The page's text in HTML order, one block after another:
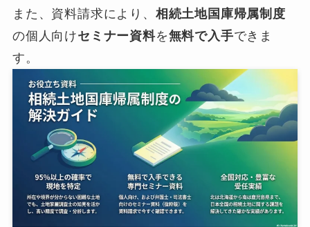
また、資料請求により、 相続土地国庫帰属制度
の個人向けセミナー資料を無料で入手できま
す。